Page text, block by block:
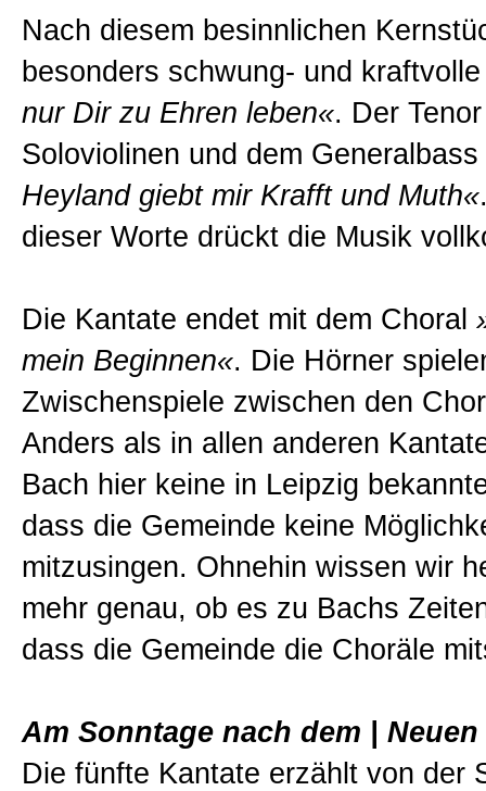
Nach diesem besinnlichen
besonders schwung- und
nur Dir zu Ehren leben«. Der
Soloviolinen und dem Generalbass
Heyland giebt mir Krafft und Muth«
dieser Worte drückt die Musik
Die Kantate endet mit dem Choral
mein Beginnen«. Die Hörner
Zwischenspiele zwischen den
Anders als in allen anderen
Bach hier keine in Leipzig
dass die Gemeinde keine
mitzusingen. Ohnehin wissen wir
mehr genau, ob es zu Bachs
dass die Gemeinde die Choräle
Am Sonntage nach dem |
Die fünfte Kantate erzählt von der